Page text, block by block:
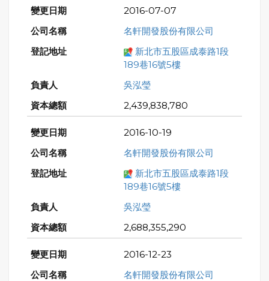
2016-07-07
名軒開發股份有限公司
新北市五股區成泰路1段
189巷16號5樓
吳泓瑩
2,439,838,780
2016-10-19
名軒開發股份有限公司
新北市五股區成泰路1段
189巷16號5樓
吳泓瑩
2,688,355,290
2016-12-23
名軒開發股份有限公司